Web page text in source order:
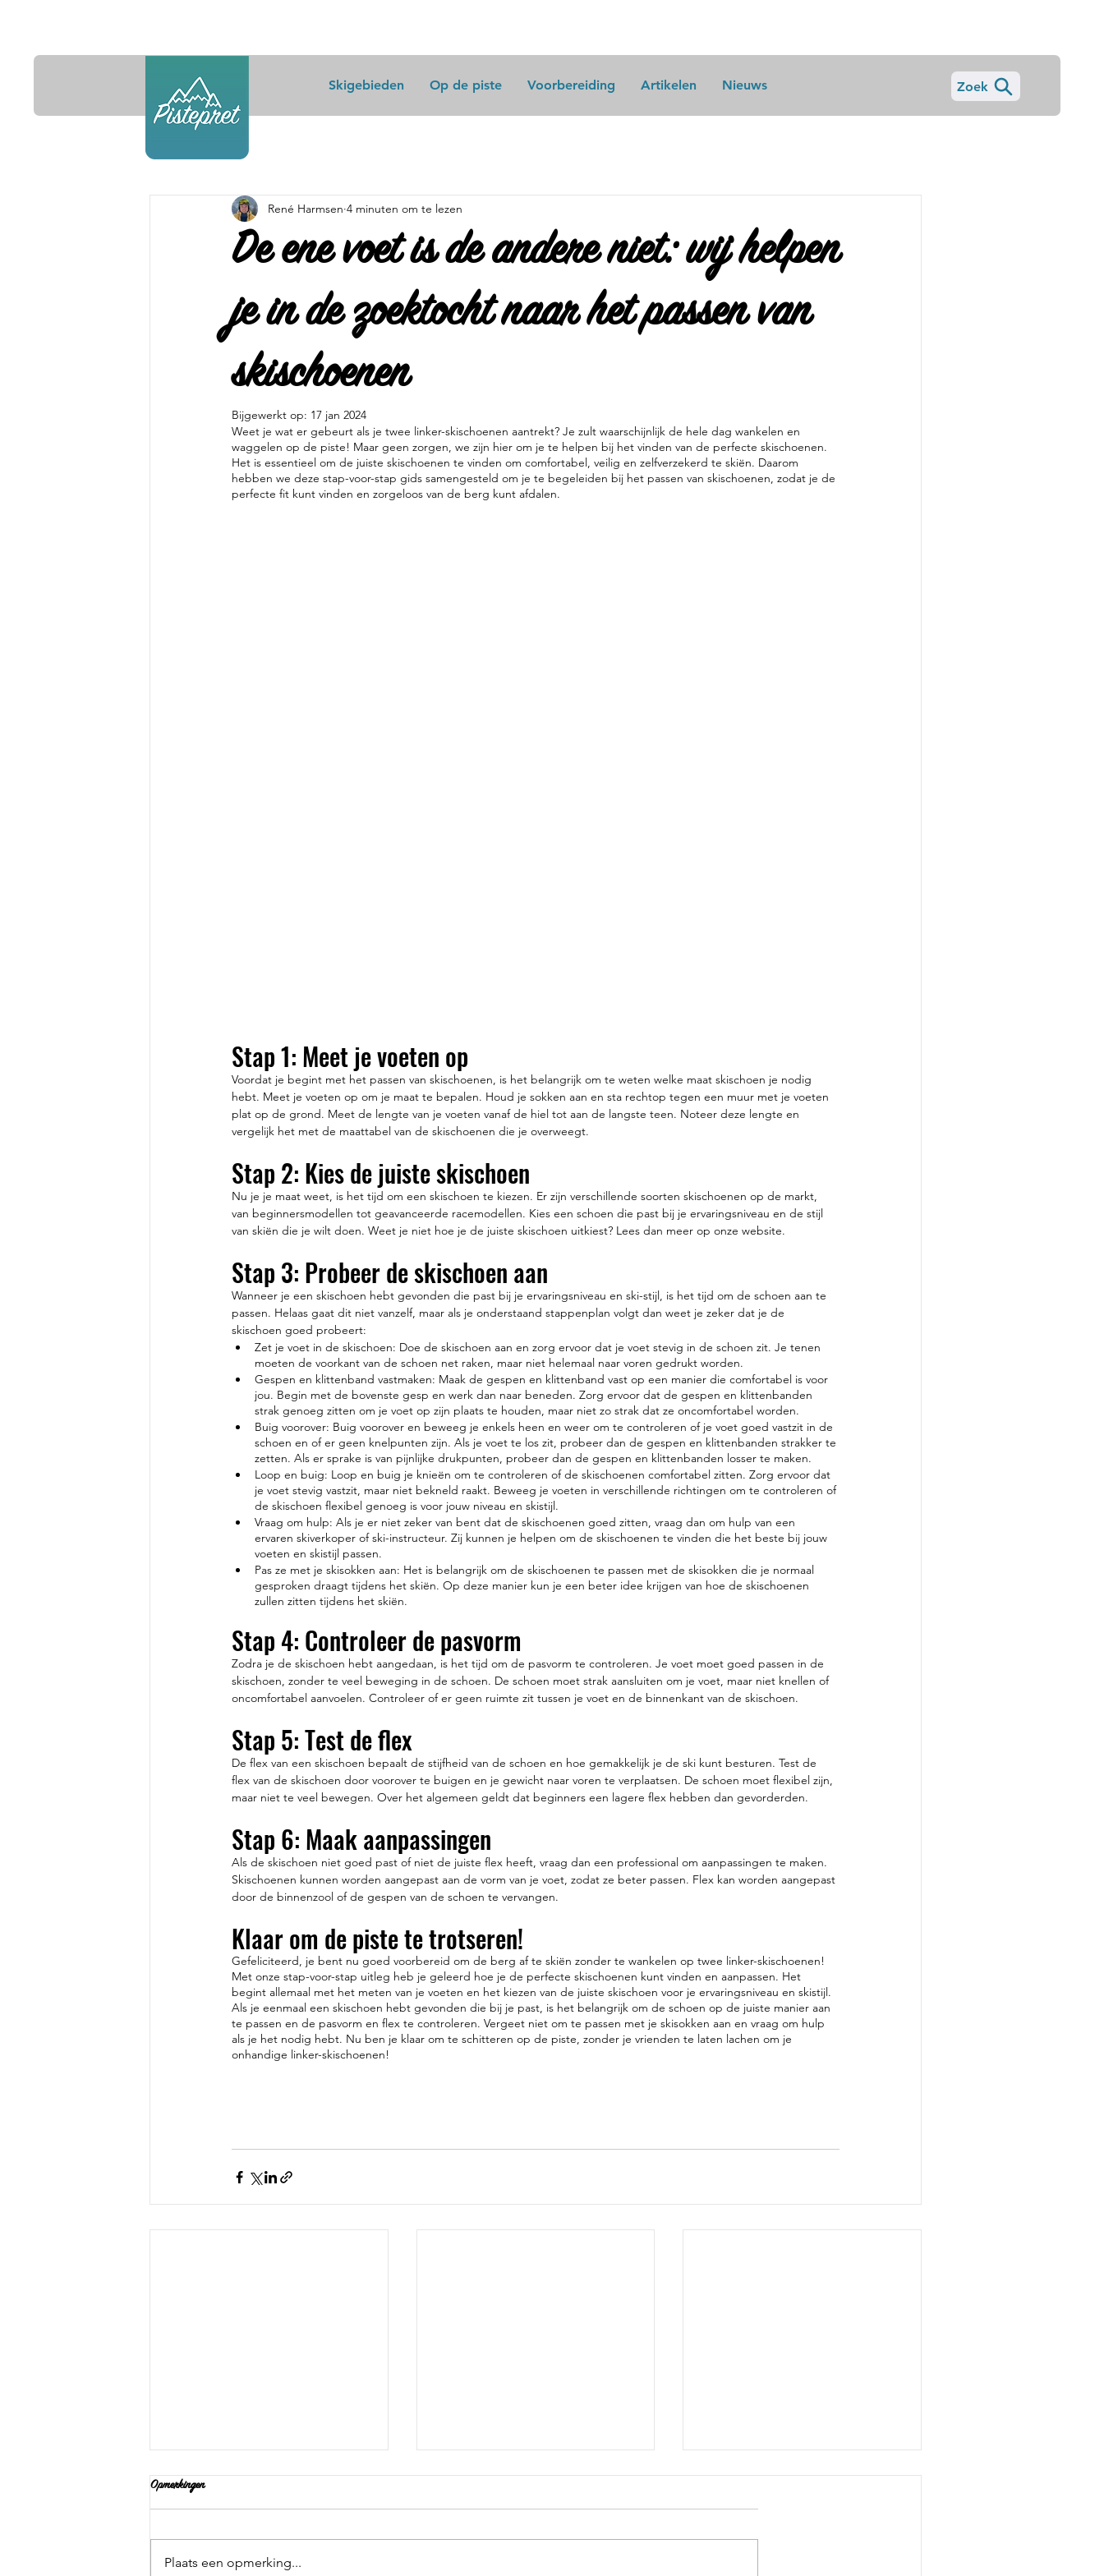
Skigebieden Op de piste Voorbereiding Artikelen Nieuws Zoek
De ene voet is de andere niet: wij helpen
je in de zoektocht naar het passen van
skischoenen
René Harmsen 4 minuten om te lezen
Bijgewerkt op: 17 jan 2024
Weet je wat er gebeurt als je twee linker-skischoenen aantrekt? Je zult waarschijnlijk de hele dag wankelen en
waggelen op de piste! Maar geen zorgen, we zijn hier om je te helpen bij het vinden van de perfecte skischoenen.
Het is essentieel om de juiste skischoenen te vinden om comfortabel, veilig en zelfverzekerd te skiën. Daarom
hebben we deze stap-voor-stap gids samengesteld om je te begeleiden bij het passen van skischoenen, zodat je de
perfecte fit kunt vinden en zorgeloos van de berg kunt afdalen.
Stap 1: Meet je voeten op
Voordat je begint met het passen van skischoenen, is het belangrijk om te weten welke maat skischoen je nodig
hebt. Meet je voeten op om je maat te bepalen. Houd je sokken aan en sta rechtop tegen een muur met je voeten
plat op de grond. Meet de lengte van je voeten vanaf de hiel tot aan de langste teen. Noteer deze lengte en
vergelijk het met de maattabel van de skischoenen die je overweegt.
Stap 2: Kies de juiste skischoen
Nu je je maat weet, is het tijd om een skischoen te kiezen. Er zijn verschillende soorten skischoenen op de markt,
van beginnersmodellen tot geavanceerde racemodellen. Kies een schoen die past bij je ervaringsniveau en de stijl
van skiën die je wilt doen. Weet je niet hoe je de juiste skischoen uitkiest? Lees dan meer op onze website.
Stap 3: Probeer de skischoen aan
Wanneer je een skischoen hebt gevonden die past bij je ervaringsniveau en ski-stijl, is het tijd om de schoen aan te
passen. Helaas gaat dit niet vanzelf, maar als je onderstaand stappenplan volgt dan weet je zeker dat je de
skischoen goed probeert:
Zet je voet in de skischoen: Doe de skischoen aan en zorg ervoor dat je voet stevig in de schoen zit. Je tenen
moeten de voorkant van de schoen net raken, maar niet helemaal naar voren gedrukt worden.
Gespen en klittenband vastmaken: Maak de gespen en klittenband vast op een manier die comfortabel is voor
jou. Begin met de bovenste gesp en werk dan naar beneden. Zorg ervoor dat de gespen en klittenbanden
strak genoeg zitten om je voet op zijn plaats te houden, maar niet zo strak dat ze oncomfortabel worden.
Buig voorover: Buig voorover en beweeg je enkels heen en weer om te controleren of je voet goed vastzit in de
schoen en of er geen knelpunten zijn. Als je voet te los zit, probeer dan de gespen en klittenbanden strakker te
zetten. Als er sprake is van pijnlijke drukpunten, probeer dan de gespen en klittenbanden losser te maken.
Loop en buig: Loop en buig je knieën om te controleren of de skischoenen comfortabel zitten. Zorg ervoor dat
je voet stevig vastzit, maar niet bekneld raakt. Beweeg je voeten in verschillende richtingen om te controleren of
de skischoen flexibel genoeg is voor jouw niveau en skistijl.
Vraag om hulp: Als je er niet zeker van bent dat de skischoenen goed zitten, vraag dan om hulp van een
ervaren skiverkoper of ski-instructeur. Zij kunnen je helpen om de skischoenen te vinden die het beste bij jouw
voeten en skistijl passen.
Pas ze met je skisokken aan: Het is belangrijk om de skischoenen te passen met de skisokken die je normaal
gesproken draagt tijdens het skiën. Op deze manier kun je een beter idee krijgen van hoe de skischoenen
zullen zitten tijdens het skiën.
Stap 4: Controleer de pasvorm
Zodra je de skischoen hebt aangedaan, is het tijd om de pasvorm te controleren. Je voet moet goed passen in de
skischoen, zonder te veel beweging in de schoen. De schoen moet strak aansluiten om je voet, maar niet knellen of
oncomfortabel aanvoelen. Controleer of er geen ruimte zit tussen je voet en de binnenkant van de skischoen.
Stap 5: Test de flex
De flex van een skischoen bepaalt de stijfheid van de schoen en hoe gemakkelijk je de ski kunt besturen. Test de
flex van de skischoen door voorover te buigen en je gewicht naar voren te verplaatsen. De schoen moet flexibel zijn,
maar niet te veel bewegen. Over het algemeen geldt dat beginners een lagere flex hebben dan gevorderden.
Stap 6: Maak aanpassingen
Als de skischoen niet goed past of niet de juiste flex heeft, vraag dan een professional om aanpassingen te maken.
Skischoenen kunnen worden aangepast aan de vorm van je voet, zodat ze beter passen. Flex kan worden aangepast
door de binnenzool of de gespen van de schoen te vervangen.
Klaar om de piste te trotseren!
Gefeliciteerd, je bent nu goed voorbereid om de berg af te skiën zonder te wankelen op twee linker-skischoenen!
Met onze stap-voor-stap uitleg heb je geleerd hoe je de perfecte skischoenen kunt vinden en aanpassen. Het
begint allemaal met het meten van je voeten en het kiezen van de juiste skischoen voor je ervaringsniveau en skistijl.
Als je eenmaal een skischoen hebt gevonden die bij je past, is het belangrijk om de schoen op de juiste manier aan
te passen en de pasvorm en flex te controleren. Vergeet niet om te passen met je skisokken aan en vraag om hulp
als je het nodig hebt. Nu ben je klaar om te schitteren op de piste, zonder je vrienden te laten lachen om je
onhandige linker-skischoenen!
Opmerkingen
Plaats een opmerking...